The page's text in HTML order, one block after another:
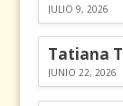
JULIO 9, 2026
JUNIO 22, 2026